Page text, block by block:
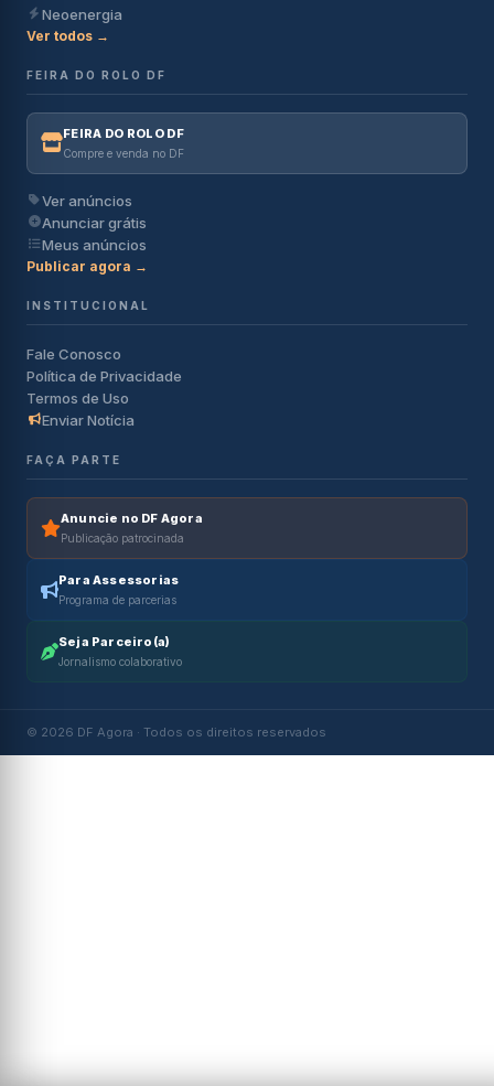
Neoenergia
Ver todos →
FEIRA DO ROLO DF
FEIRA DO ROLO DF
Compre e venda no DF
Ver anúncios
Anunciar grátis
Meus anúncios
Publicar agora →
INSTITUCIONAL
Fale Conosco
Política de Privacidade
Termos de Uso
Enviar Notícia
FAÇA PARTE
Anuncie no DF Agora
Publicação patrocinada
Para Assessorias
Programa de parcerias
Seja Parceiro(a)
Jornalismo colaborativo
© 2026 DF Agora · Todos os direitos reservados